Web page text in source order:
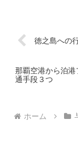
徳之島への
那覇空港から泊
通手段３つ
ホーム